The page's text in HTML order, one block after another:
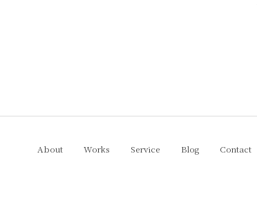
About Works Service Blog Contact